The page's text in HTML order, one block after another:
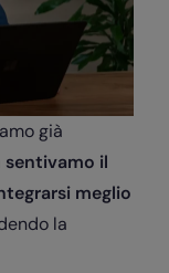
già
sentivamo il
meglio
la